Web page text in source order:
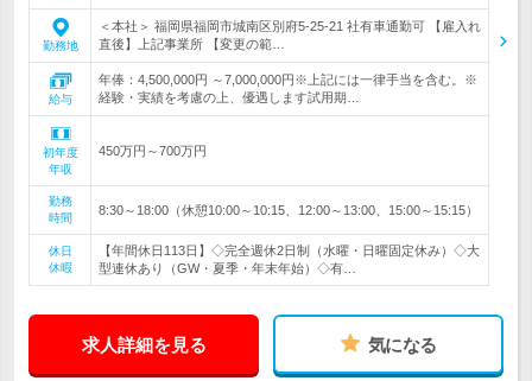
勤務地
＜本社＞ 福岡県福岡市城南区別府5-25-21 社有車通勤可 【雇入れ
直後】上記事業所 【変更の範…
給与
年俸：4,500,000円 ～7,000,000円※上記には一律手当を含む。※
経験・実績を考慮の上、優遇します試用期…
初年度
年収
450万円～700万円
勤務
時間
8:30～18:00（休憩10:00～10:15、12:00～13:00、15:00～15:15）
休日
休暇
【年間休日113日】◇完全週休2日制（水曜・日曜固定休み）◇大
型連休あり（GW・夏季・年末年始）◇有…
求人詳細を見る 気になる